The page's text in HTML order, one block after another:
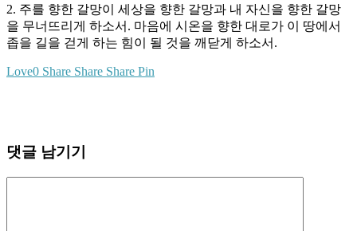
2. 주를 향한 갈망이 세상을 향한 갈망과 내 자신을 향한 갈망
을 무너뜨리게 하소서. 마음에 시온을 향한 대로가 이 땅에서
좁을 길을 걷게 하는 힘이 될 것을 깨닫게 하소서.
Love0 Share Share Share Pin
댓글 남기기